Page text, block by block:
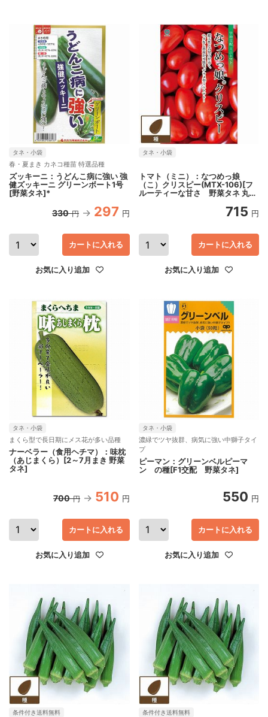
タネ・小袋
春・夏まき カネコ種苗 特選品種
ズッキーニ：うどんこ病に強い 強
健ズッキーニ グリーンボート1号
[野菜タネ]*
330 円 297 円
カートに入れる
お気に入り追加
タネ・小袋
トマト（ミニ）：なつめっ娘
（こ）クリスピー(MTX-106)[フ
ルーティーな甘さ 野菜タネ 丸
715 円
カートに入れる
お気に入り追加
タネ・小袋
まくら型で長日期にメス花が多い品種
ナーベラー（食用ヘチマ）：味枕
（あじまくら）[2～7月まき 野菜
タネ]
700 円 510 円
カートに入れる
お気に入り追加
タネ・小袋
濃緑でツヤ抜群、病気に強い中獅子タイ
プ
ピーマン：グリーンベルピーマ
ン の種[F1交配 野菜タネ]
550 円
カートに入れる
お気に入り追加
条件付き送料無料
条件付き送料無料